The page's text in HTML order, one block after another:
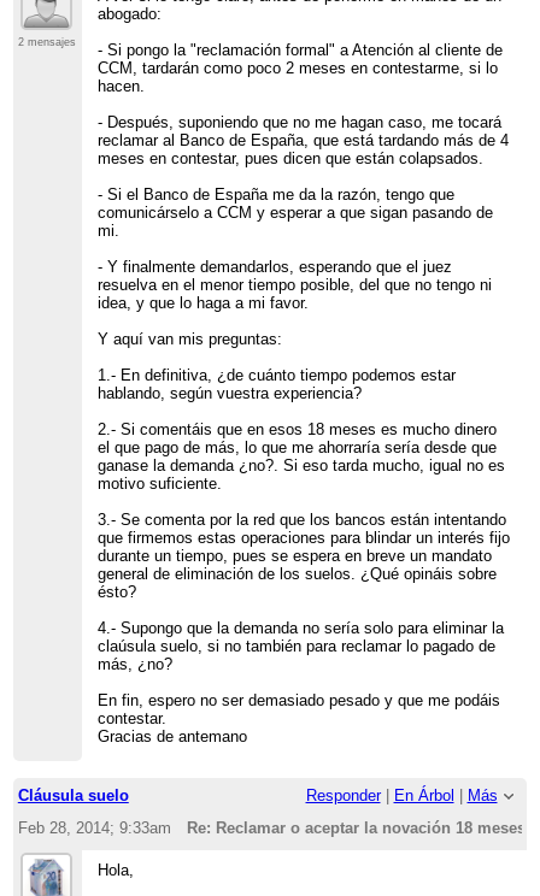
2 mensajes
abogado:
- Si pongo la "reclamación formal" a Atención al cliente de
CCM, tardarán como poco 2 meses en contestarme, si lo
hacen.
- Después, suponiendo que no me hagan caso, me tocará
reclamar al Banco de España, que está tardando más de 4
meses en contestar, pues dicen que están colapsados.
- Si el Banco de España me da la razón, tengo que
comunicárselo a CCM y esperar a que sigan pasando de
mi.
- Y finalmente demandarlos, esperando que el juez
resuelva en el menor tiempo posible, del que no tengo ni
idea, y que lo haga a mi favor.
Y aquí van mis preguntas:
1.- En definitiva, ¿de cuánto tiempo podemos estar
hablando, según vuestra experiencia?
2.- Si comentáis que en esos 18 meses es mucho dinero
el que pago de más, lo que me ahorraría sería desde que
ganase la demanda ¿no?. Si eso tarda mucho, igual no es
motivo suficiente.
3.- Se comenta por la red que los bancos están intentando
que firmemos estas operaciones para blindar un interés fijo
durante un tiempo, pues se espera en breve un mandato
general de eliminación de los suelos. ¿Qué opináis sobre
ésto?
4.- Supongo que la demanda no sería solo para eliminar la
claúsula suelo, si no también para reclamar lo pagado de
más, ¿no?
En fin, espero no ser demasiado pesado y que me podáis
contestar.
Gracias de antemano
Cláusula suelo Responder| En Árbol | Más
Feb 28, 2014; 9:33am
Re: Reclamar o aceptar la novación 18 meses?
Hola,